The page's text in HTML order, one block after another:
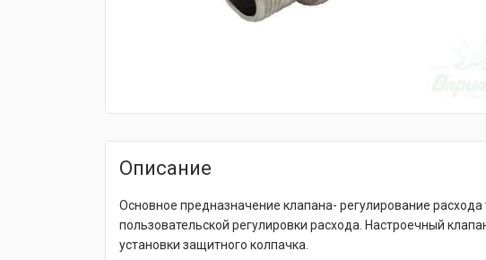
Описание
Основное предназначение клапана- регулирование
пользовательской регулировки расхода. Настроечный
установки защитного колпачка.